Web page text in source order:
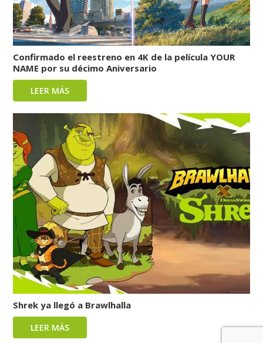
Confirmado el reestreno en 4K de la película YOUR
NAME por su décimo Aniversario
LEER MÁS
Shrek ya llegó a Brawlhalla
LEER MÁS